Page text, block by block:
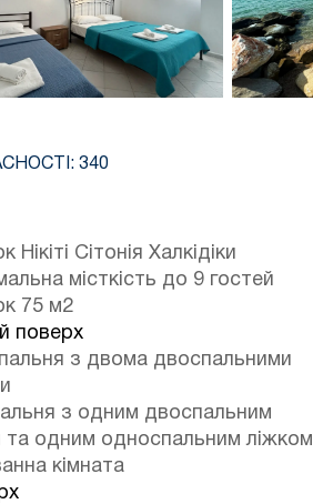
340
Нікіті Сітонія Халкідіки
місткість до 9 гостей
75 м2
поверх
з двома двоспальними
з одним двоспальним
та одним односпальним ліжком
кімната